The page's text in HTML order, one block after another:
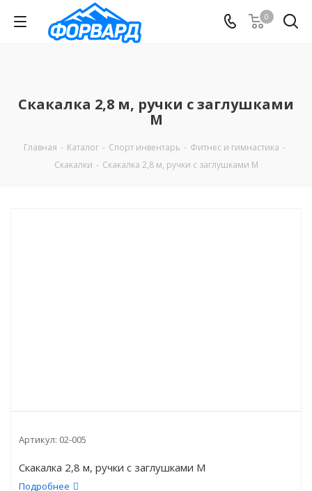
0
Скакалка 2,8 м, ручки с заглушками
М
Главная - Каталог - Спорт инвентарь - Фитнес и гимнастика -
Скакалки - Скакалка 2,8 м, ручки с заглушками М
Артикул: 02-005
Скакалка 2,8 м, ручки с заглушками М
Подробнее